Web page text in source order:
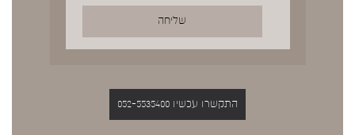
התקשרו עכשיו 052-5535400